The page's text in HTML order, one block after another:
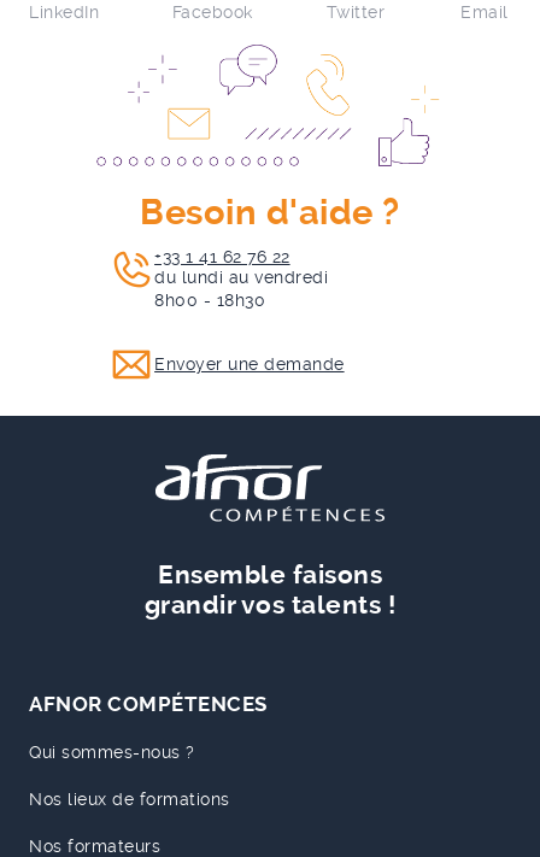
LinkedIn Facebook Twitter Email
Besoin d'aide ?
+33 1 41 62 76 22
du lundi au vendredi
8h00 - 18h30
Envoyer une demande
Ensemble faisons
grandir vos talents !
AFNOR COMPÉTENCES
Qui sommes-nous ?
Nos lieux de formations
Nos formateurs